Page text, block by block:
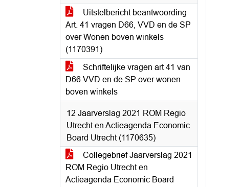
Uitstelbericht beantwoording
Art. 41 vragen D66, VVD en de SP
over Wonen boven winkels
(1170391)
Schriftelijke vragen art 41 van
D66 VVD en de SP over wonen
boven winkels
12 Jaarverslag 2021 ROM Regio
Utrecht en Actieagenda Economic
Board Utrecht (1170635)
Collegebrief Jaarverslag 2021
ROM Regio Utrecht en
Actieagenda Economic Board